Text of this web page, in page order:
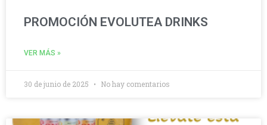
PROMOCIÓN EVOLUTEA DRINKS
VER MÁS »
30 de junio de 2025 No hay comentarios